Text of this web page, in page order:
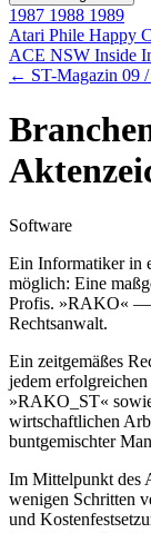
1987 1988 1989
Atari Phile Happy
ACE NSW Inside
← ST-Magazin 09 /
Software
Ein Informatiker in
möglich: Eine
Profis. »RAKO« —
Rechtsanwalt.
Ein zeitgemäßes
jedem
»RAKO_ST«
wirtschaftlichen
buntgemischter
Im Mittelpunkt des
wenigen Schritten
und